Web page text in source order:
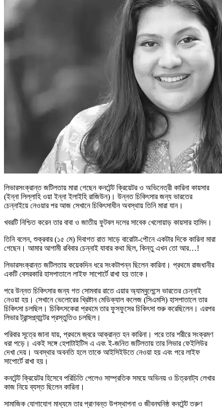
লিভারসংক্রান্ত জটিলতায় মারা গেছেন কনটেন্ট ক্রিয়েটর ও অভিনেত্রী কারিনা কায়সার
(ইন্না লিল্লাহি ওয়া ইন্না ইলাইহি রাজিউন)। উন্নত চিকিৎসার জন্য ভারতের
চেন্নাইয়ে নেওয়ার পর আজ সেখানে চিকিৎসাধীন অবস্থায় তিনি মারা যান।
খবরটি নিশ্চিত করেন তার বাবা ও জাতীয় ফুটবল দলের সাবেক খেলোয়াড় কায়সার হামিদ।
তিনি বলেন, শুক্রবার (১৫ মে) দিবাগত রাত সাড়ে বারোটা-পৌনে একটার দিকে কারিনা মারা
গেছেন। আমার আগামী রবিবার চেন্নাই যাবার কথা ছিল, কিন্তু এখন তো আর…!
লিভারসংক্রান্ত জটিলতায় কয়েকদিন ধরে সংকটাপন্ন ছিলেন কারিনা। প্রথমে রাজধানীর
একটি বেসরকারি হাসপাতালে লাইফ সাপোর্টে রাখা হয় তাকে।
পরে উন্নত চিকিৎসার জন্য গত সোমবার রাতে এয়ার অ্যাম্বুলেন্সে ভারতের চেন্নাই
নেওয়া হয়। সেখানে ভেলোরের খ্রিষ্টান মেডিক্যাল কলেজ (সিএমসি) হাসপাতালে তার
চিকিৎসা চলছিল। চিকিৎসকেরা প্রথমে তার ফুসফুসের চিকিৎসা শুরু করেছিলেন। এরপর
লিভার ট্রান্সপ্ল্যান্টের প্রস্তুতিও চলছিল।
পরিবার সূত্রে জানা যায়, প্রথমে জ্বরে আক্রান্ত হন কারিনা। পরে তার শরীরে সংক্রমণ
ধরা পড়ে। একই সঙ্গে হেপাটাইটিস এ এবং ই-জনিত জটিলতায় তার লিভার ফেইলিউর
দেখা দেয়। অবস্থার অবনতি হলে তাকে আইসিইউতে নেওয়া হয় এবং পরে লাইফ
সাপোর্টে রাখা হয়।
কনটেন্ট ক্রিয়েটর হিসেবে পরিচিতি পেলেও সাম্প্রতিক সময়ে অভিনয় ও চিত্রনাট্য লেখার
কাজ নিয়ে ব্যস্ত ছিলেন কারিনা।
সামাজিক যোগাযোগ মাধ্যমে তার প্রাণবন্ত উপস্থাপনা ও জীবনঘনিষ্ঠ কনটেন্ট তরুণ